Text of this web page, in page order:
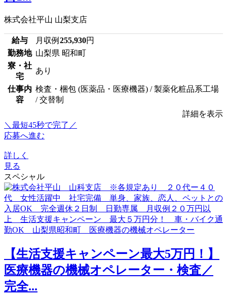
株式会社平山 山梨支店
給与 月収例 255,930円
勤務地 山梨県 昭和町
寮・社
宅
あり
仕事内
容
検査・梱包 (医薬品・医療機器) / 製薬化粧品系工場
/ 交替制
詳細を表示
＼最短45秒で完了／
応募へ進む
詳しく
見る
スペシャル
【生活支援キャンペーン最大5万円！】
医療機器の機械オペレーター・検査／
完全...